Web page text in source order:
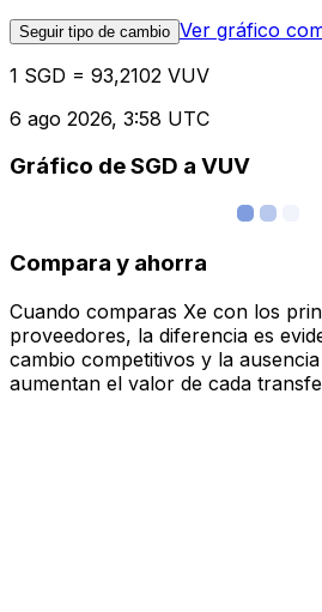
Seguir tipo de cambio Ver gráfico
1 SGD = 93,2102 VUV
6 ago 2026, 3:58 UTC
Gráfico de SGD a VUV
Compara y ahorra
Cuando comparas Xe con los
proveedores, la diferencia es
cambio competitivos y la
aumentan el valor de cada